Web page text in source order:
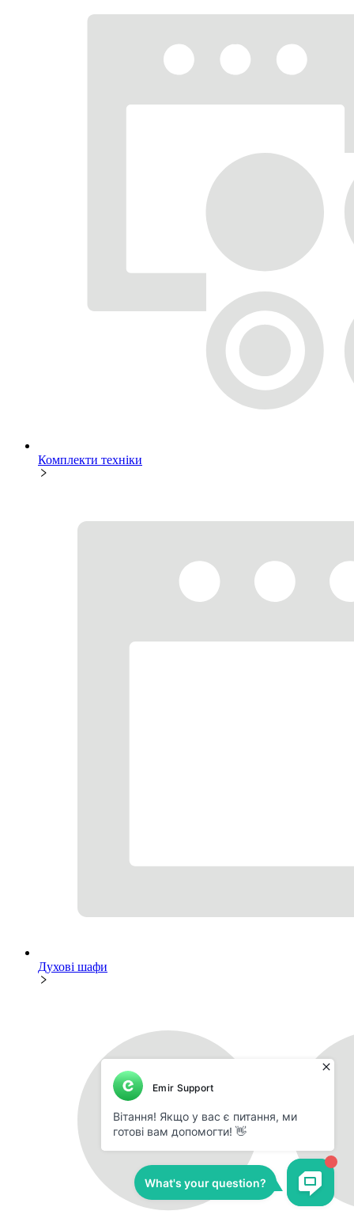
Комплекти техніки
Духові шафи